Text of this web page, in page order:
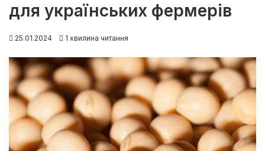
для українських фермерів
25.01.2024 1 хвилина читання